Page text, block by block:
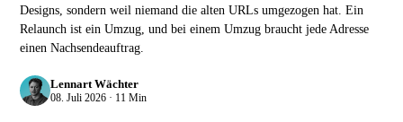
Designs, sondern weil niemand die alten URLs umgezogen hat. Ein
Relaunch ist ein Umzug, und bei einem Umzug braucht jede Adresse
einen Nachsendeauftrag.
Lennart Wächter
08. Juli 2026 · 11 Min